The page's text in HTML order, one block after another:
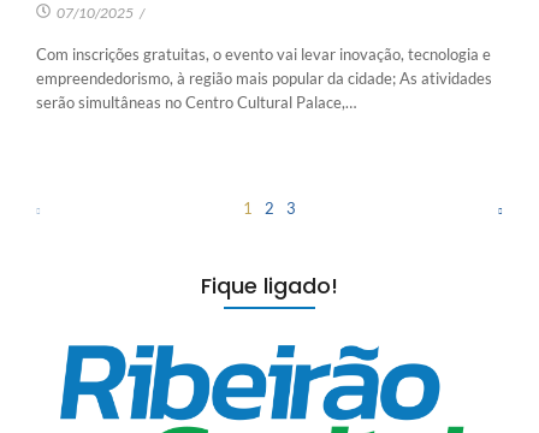
07/10/2025 /
Com inscrições gratuitas, o evento vai levar inovação, tecnologia e
empreendedorismo, à região mais popular da cidade; As atividades
serão simultâneas no Centro Cultural Palace,…
1 2 3
Fique ligado!